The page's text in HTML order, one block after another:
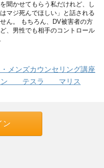
聞かせてもらう私だけれど、し
マジ死んでほしい」と話される
ん。 もちろん、DV被害者の方
、男性でも相手のコントロール
メンズカウンセリング講座
トン テスラ マリス
イン